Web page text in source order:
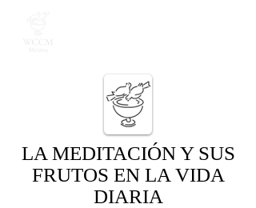
LA MEDITACIÓN Y SUS
FRUTOS EN LA VIDA
DIARIA